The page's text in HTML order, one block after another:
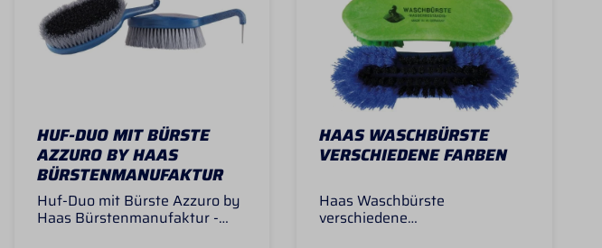
HUF-DUO MIT BÜRSTE
AZZURO BY HAAS
BÜRSTENMANUFAKTUR
Huf-Duo mit Bürste Azzuro by
Haas Bürstenmanufaktur -
HAAS WASCHBÜRSTE
VERSCHIEDENE FARBEN
Haas Waschbürste
verschiedene